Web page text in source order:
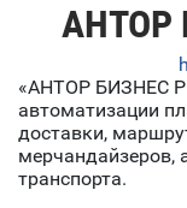
АНТОР
«АНТОР БИЗНЕС
автоматизации
доставки,
мерчандайзеров,
транспорта.